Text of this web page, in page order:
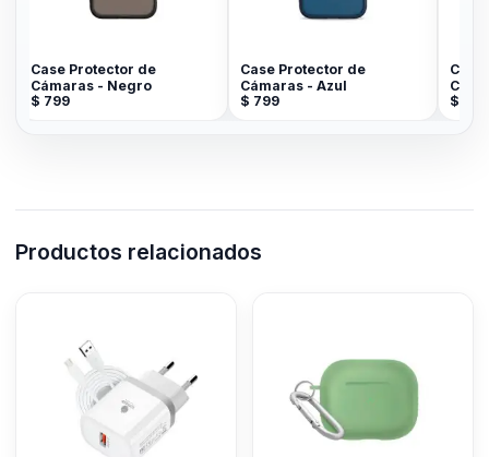
Case Protector de
Cámaras - Negro
$ 799
Case Protector de
Cámaras - Azul
$ 799
$
Productos relacionados